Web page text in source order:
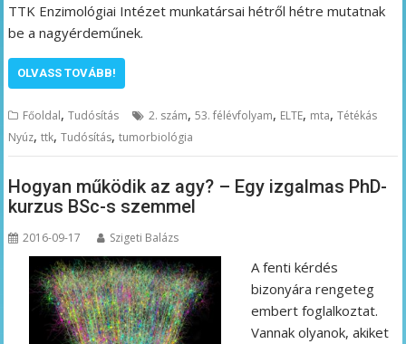
TTK Enzimológiai Intézet munkatársai hétről hétre mutatnak
be a nagyérdeműnek.
OLVASS TOVÁBB!
Főoldal,Tudósítás 2. szám,53. félévfolyam, ELTE, mta,Tétékás
Nyúz,ttk,Tudósítás,tumorbiológia
Hogyan működik az agy? – Egy izgalmas PhD-
kurzus BSc-s szemmel
2016-09-17 Szigeti Balázs
A fenti kérdés
bizonyára rengeteg
embert foglalkoztat.
Vannak olyanok, akiket